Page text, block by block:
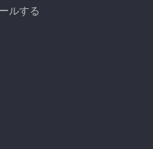
ルする